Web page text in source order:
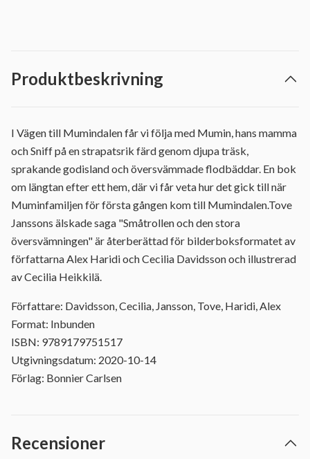
Produktbeskrivning
I Vägen till Mumindalen får vi följa med Mumin, hans mamma
och Sniff på en strapatsrik färd genom djupa träsk,
sprakande godisland och översvämmade flodbäddar. En bok
om längtan efter ett hem, där vi får veta hur det gick till när
Muminfamiljen för första gången kom till Mumindalen.Tove
Janssons älskade saga "Småtrollen och den stora
översvämningen" är återberättad för bilderboksformatet av
författarna Alex Haridi och Cecilia Davidsson och illustrerad
av Cecilia Heikkilä.
Författare: Davidsson, Cecilia, Jansson, Tove, Haridi, Alex
Format: Inbunden
ISBN: 9789179751517
Utgivningsdatum: 2020-10-14
Förlag: Bonnier Carlsen
Recensioner